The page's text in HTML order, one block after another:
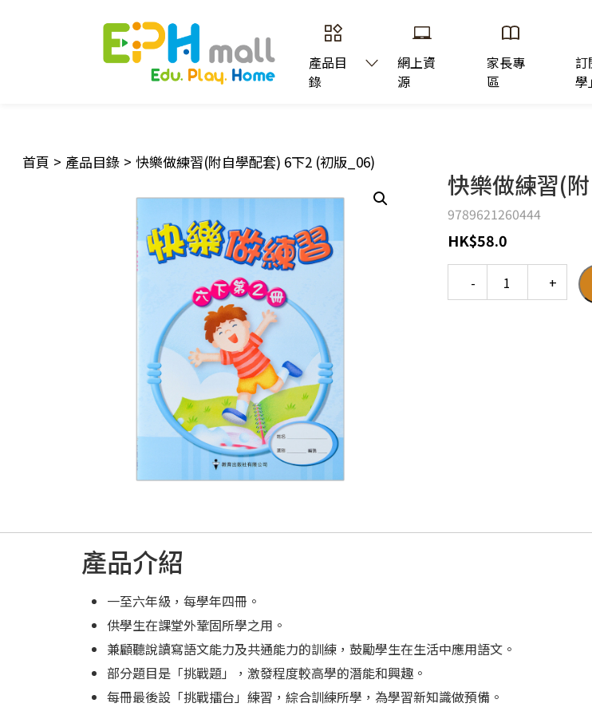
產品目
錄
網上資
源
家長專
區
訂
學」
首頁 > 產品目錄 > 快樂做練習(附自學配套) 6下2 (初版_06)
快樂做練習(
9789621260444
HK$58.0
產品介紹
一至六年級，每學年四冊。
供學生在課堂外鞏固所學之用。
兼顧聽說讀寫語文能力及共通能力的訓練，鼓勵學生在生活中應用語文。
部分題目是「挑戰題」，激發程度較高學的潛能和興趣。
每冊最後設「挑戰擂台」練習，綜合訓練所學，為學習新知識做預備。